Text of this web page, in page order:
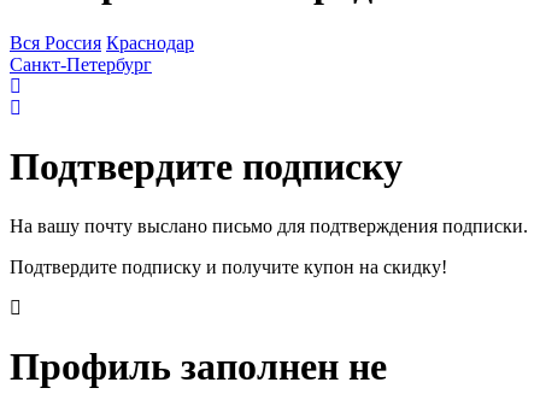
Вся Россия Краснодар
Санкт-Петербург
Подтвердите подписку
На вашу почту выслано письмо для подтверждения подписки.
Подтвердите подписку и получите купон на скидку!
Профиль заполнен не